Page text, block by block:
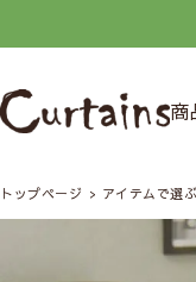
商
トップページ アイテムで選ぶ